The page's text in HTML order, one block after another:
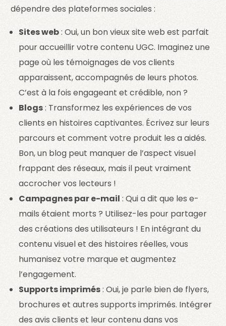
dépendre des plateformes sociales :
Sites web: Oui, un bon vieux site web est parfait
pour accueillir votre contenu UGC. Imaginez une
page où les témoignages de vos clients
apparaissent, accompagnés de leurs photos.
C’est à la fois engageant et crédible, non ?
Blogs: Transformez les expériences de vos
clients en histoires captivantes. Écrivez sur leurs
parcours et comment votre produit les a aidés.
Bon, un blog peut manquer de l’aspect visuel
frappant des réseaux, mais il peut vraiment
accrocher vos lecteurs !
Campagnes par e-mail : Qui a dit que les e-
mails étaient morts ? Utilisez-les pour partager
des créations des utilisateurs ! En intégrant du
contenu visuel et des histoires réelles, vous
humanisez votre marque et augmentez
l’engagement.
Supports imprimés: Oui, je parle bien de flyers,
brochures et autres supports imprimés. Intégrer
des avis clients et leur contenu dans vos